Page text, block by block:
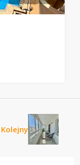
Kolejny